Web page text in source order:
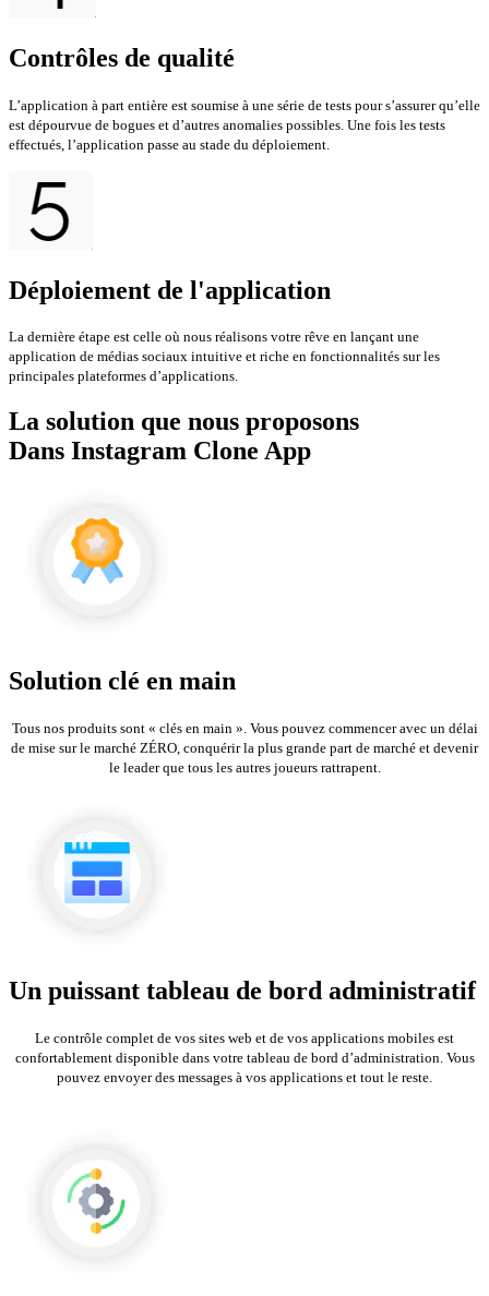
Contrôles de qualité
L’application à part entière est soumise à une série de tests pour s’assurer qu’elle
est dépourvue de bogues et d’autres anomalies possibles. Une fois les tests
effectués, l’application passe au stade du déploiement.
Déploiement de l'application
La dernière étape est celle où nous réalisons votre rêve en lançant une
application de médias sociaux intuitive et riche en fonctionnalités sur les
principales plateformes d’applications.
La solution que nous proposons
Dans Instagram Clone App
Solution clé en main
Tous nos produits sont « clés en main ». Vous pouvez commencer avec un délai
de mise sur le marché ZÉRO, conquérir la plus grande part de marché et devenir
le leader que tous les autres joueurs rattrapent.
Un puissant tableau de bord administratif
Le contrôle complet de vos sites web et de vos applications mobiles est
confortablement disponible dans votre tableau de bord d’administration. Vous
pouvez envoyer des messages à vos applications et tout le reste.